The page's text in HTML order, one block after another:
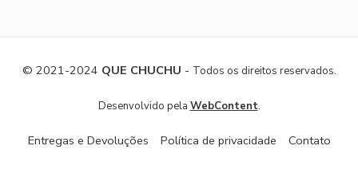
© 2021-2024 QUE CHUCHU - Todos os direitos reservados.
Desenvolvido pela WebContent.
Entregas e Devoluções Política de privacidade Contato